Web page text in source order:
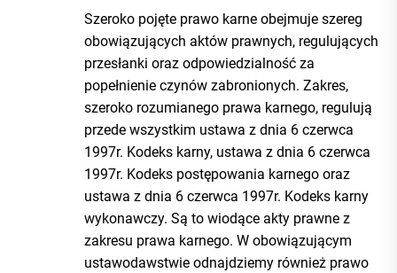
Szeroko pojęte prawo karne obejmuje szereg
obowiązujących aktów prawnych, regulujących
przesłanki oraz odpowiedzialność za
popełnienie czynów zabronionych. Zakres,
szeroko rozumianego prawa karnego, regulują
przede wszystkim ustawa z dnia 6 czerwca
1997r. Kodeks karny, ustawa z dnia 6 czerwca
1997r. Kodeks postępowania karnego oraz
ustawa z dnia 6 czerwca 1997r. Kodeks karny
wykonawczy. Są to wiodące akty prawne z
zakresu prawa karnego. W obowiązującym
ustawodawstwie odnajdziemy również prawo